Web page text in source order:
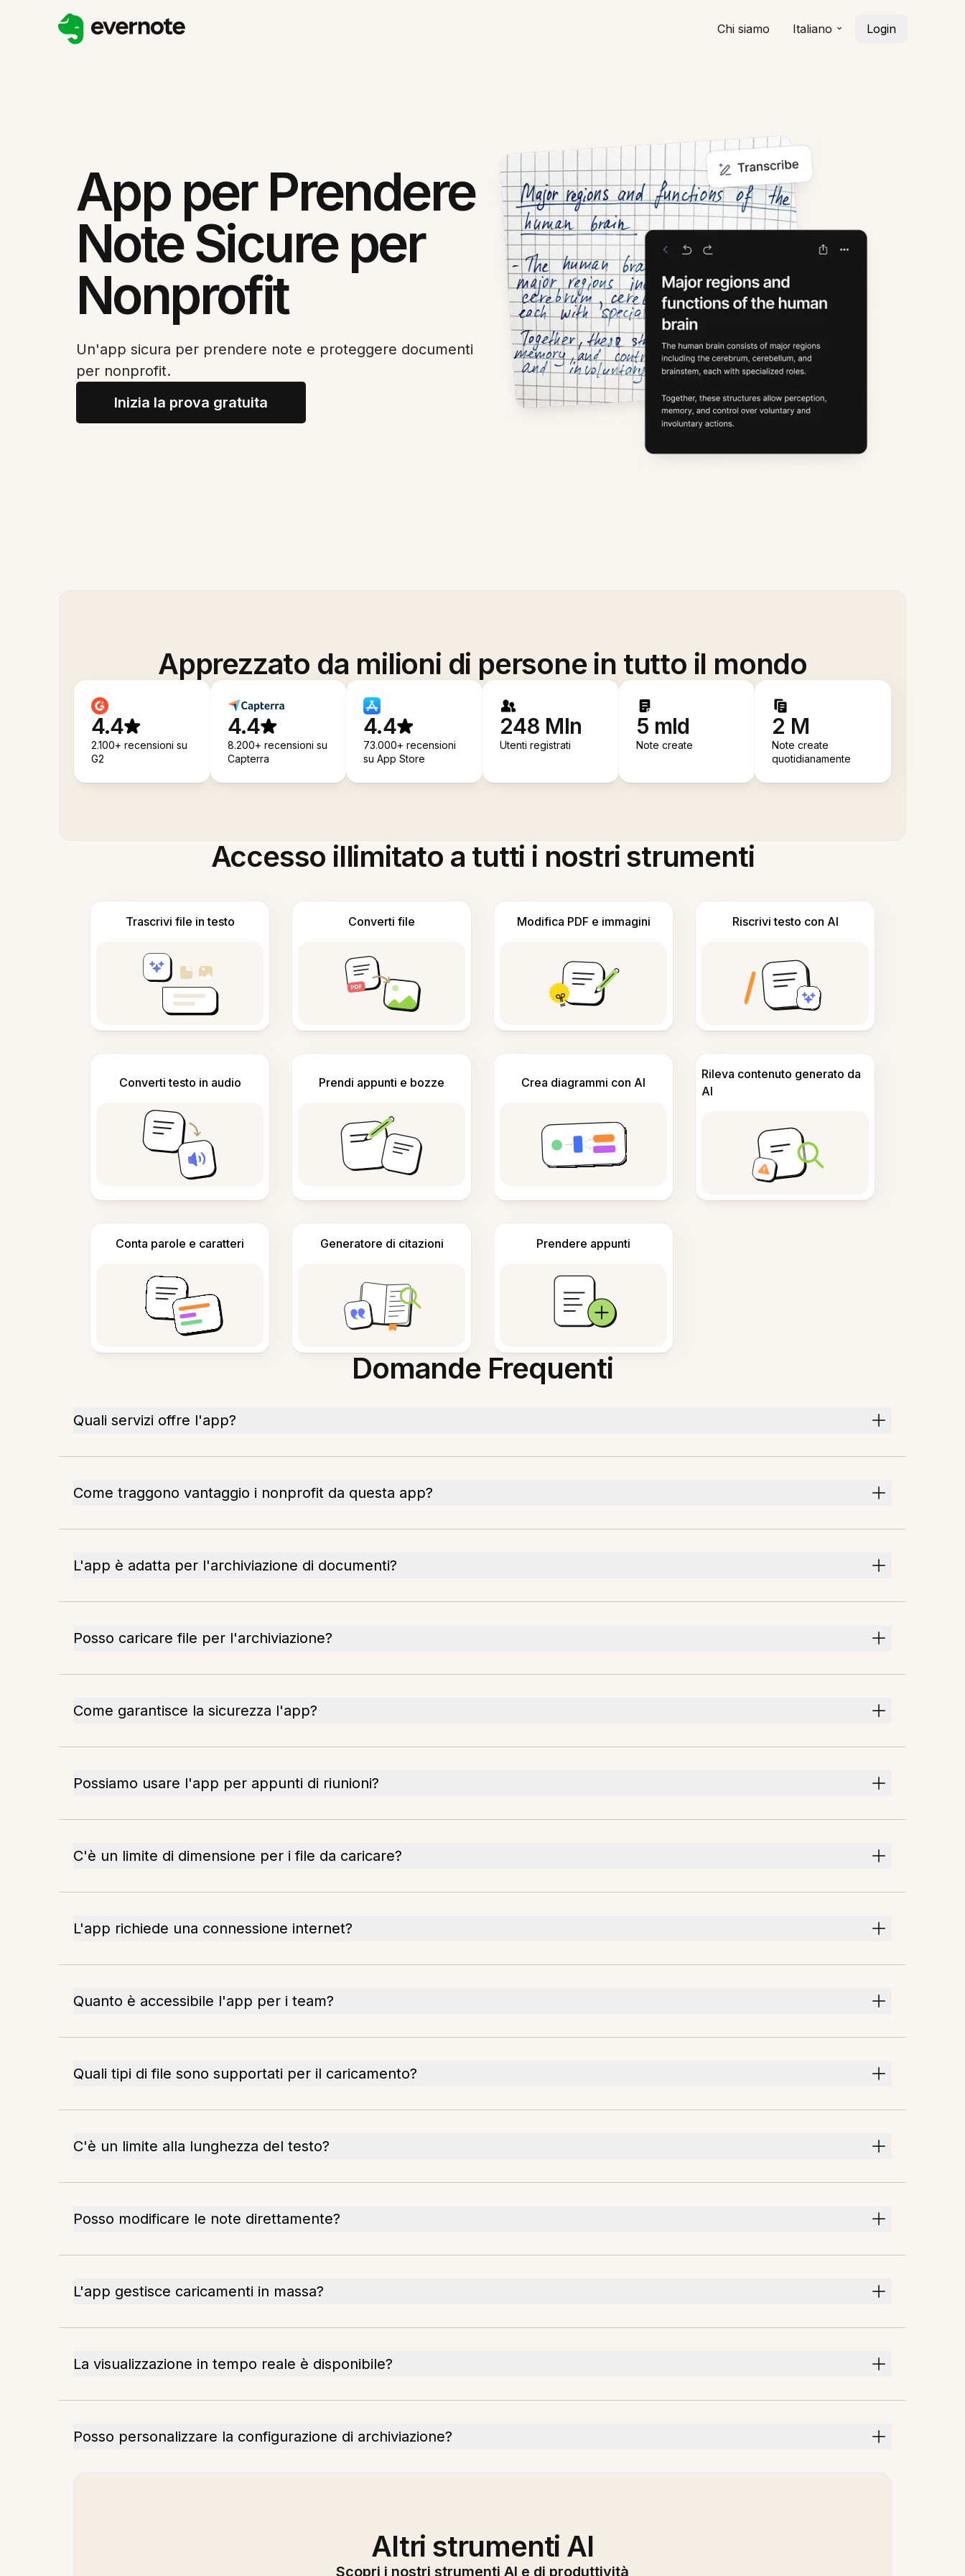
Chi siamo Italiano Login
App per Prendere
Note Sicure per
Nonprofit
Un'app sicura per prendere note e proteggere documenti
per nonprofit.
Inizia la prova gratuita
Apprezzato da milioni di persone in tutto il mondo
4.4
2.100+ recensioni su
G2
4.4
8.200+ recensioni su
Capterra
4.4
73.000+ recensioni
su App Store
248 Mln
Utenti registrati
5 mld
Note create
2 M
Note create
quotidianamente
Accesso illimitato a tutti i nostri strumenti
Trascrivi file in testo Converti file Modifica PDF e immagini Riscrivi testo con AI
Converti testo in audio Prendi appunti e bozze Crea diagrammi con AI
Rileva contenuto generato da
AI
Conta parole e caratteri Generatore di citazioni Prendere appunti
Domande Frequenti
Quali servizi offre l'app?
Come traggono vantaggio i nonprofit da questa app?
L'app è adatta per l'archiviazione di documenti?
Posso caricare file per l'archiviazione?
Come garantisce la sicurezza l'app?
Possiamo usare l'app per appunti di riunioni?
C'è un limite di dimensione per i file da caricare?
L'app richiede una connessione internet?
Quanto è accessibile l'app per i team?
Quali tipi di file sono supportati per il caricamento?
C'è un limite alla lunghezza del testo?
Posso modificare le note direttamente?
L'app gestisce caricamenti in massa?
La visualizzazione in tempo reale è disponibile?
Posso personalizzare la configurazione di archiviazione?
Altri strumenti AI
Scopri i nostri strumenti AI e di produttività